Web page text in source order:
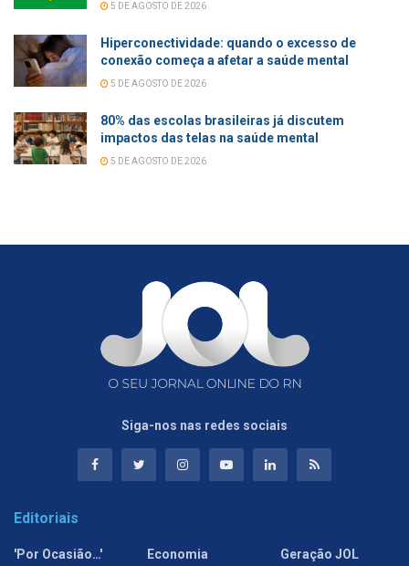
5 DE AGOSTO DE 2026
Hiperconectividade: quando o excesso de
conexão começa a afetar a saúde mental
5 DE AGOSTO DE 2026
80% das escolas brasileiras já discutem
impactos das telas na saúde mental
5 DE AGOSTO DE 2026
Siga-nos nas redes sociais
Editoriais
'Por Ocasião…'
Economia
Geração JOL